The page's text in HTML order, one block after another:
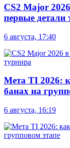
CS2 Major
первые детали
6 августа, 17:40
Мета TI 2026:
банах на
6 августа, 16:19